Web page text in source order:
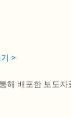
>
해 배포한 보도